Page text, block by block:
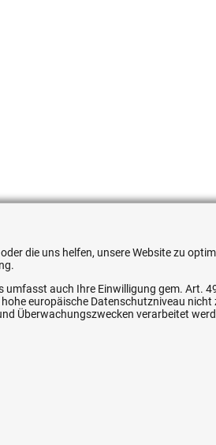
am selben Tag
die uns helfen, unsere Website zu
auch Ihre Einwilligung gem. Art.
europäische Datenschutzniveau
Überwachungszwecken verarbeitet